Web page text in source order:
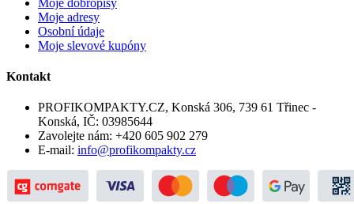
Moje dobropisy
Moje adresy
Osobní údaje
Moje slevové kupóny
Kontakt
PROFIKOMPAKTY.CZ, Konská 306, 739 61 Třinec -
Konská, IČ: 03985644
Zavolejte nám: +420 605 902 279
E-mail: info@profikompakty.cz